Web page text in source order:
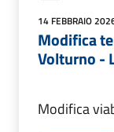
14 FEBBRAIO
Modifica
Volturno -
Modifica